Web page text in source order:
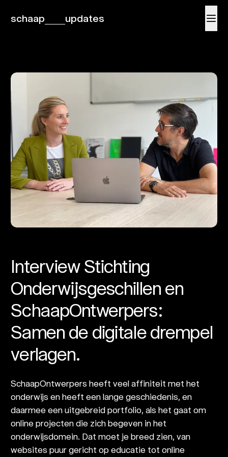
schaap updates
Interview Stichting
Onderwijsgeschillen en
SchaapOntwerpers:
Samen de digitale drempel
verlagen.
SchaapOntwerpers heeft veel affiniteit met het
onderwijs en heeft een lange geschiedenis, en
daarmee een uitgebreid portfolio, als het gaat om
online projecten die zich begeven in het
onderwijsdomein. Dat moet je breed zien, van
websites puur gericht op educatie tot online